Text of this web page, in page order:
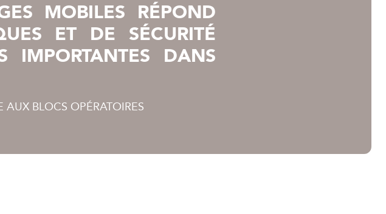
MOBILES RÉPOND
ET DE SÉCURITÉ
IMPORTANTES DANS
BLOCS OPÉRATOIRES